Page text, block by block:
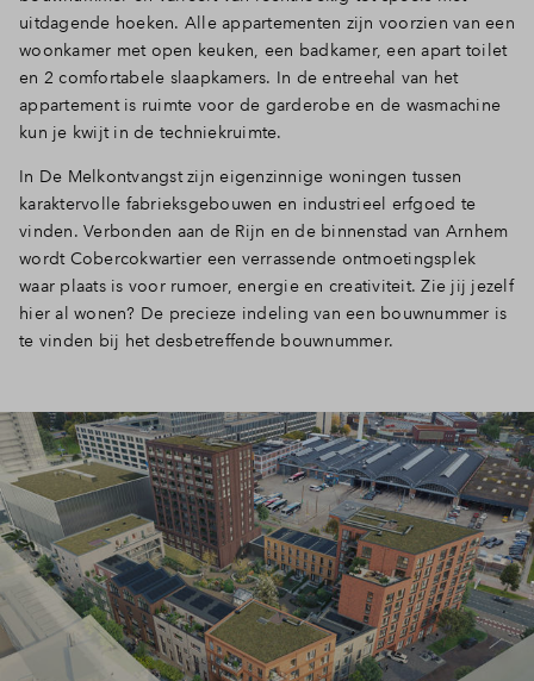
uitdagende hoeken. Alle appartementen zijn voorzien van een
woonkamer met open keuken, een badkamer, een apart toilet
en 2 comfortabele slaapkamers. In de entreehal van het
appartement is ruimte voor de garderobe en de wasmachine
kun je kwijt in de techniekruimte.
In De Melkontvangst zijn eigenzinnige woningen tussen
karaktervolle fabrieksgebouwen en industrieel erfgoed te
vinden. Verbonden aan de Rijn en de binnenstad van Arnhem
wordt Cobercokwartier een verrassende ontmoetingsplek
waar plaats is voor rumoer, energie en creativiteit. Zie jij jezelf
hier al wonen? De precieze indeling van een bouwnummer is
te vinden bij het desbetreffende bouwnummer.